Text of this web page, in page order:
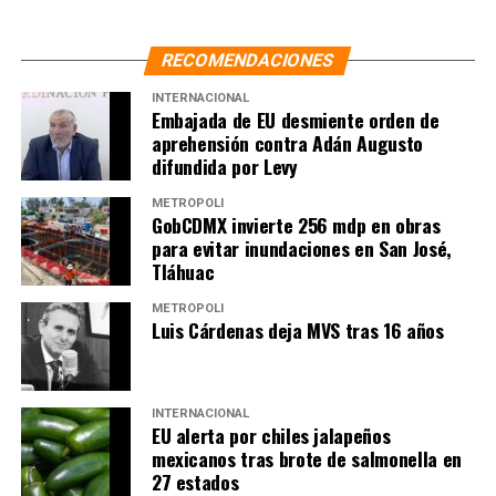
ORGANIZACIÓN MUNDIAL DE LA SALUD
SALUD
SSA
SIGUIENTE
Farmacéuticas anuncian inversión de 21 mil mdp en 7
proyectos
NO TE PIERDAS
Salud reporta 264 casos de golpes de calor en el país
en lo que va del 2026
RECOMENDACIONES
INTERNACIONAL
Embajada de EU desmiente orden de
aprehensión contra Adán Augusto
difundida por Levy
METRÓPOLI
GobCDMX invierte 256 mdp en obras
para evitar inundaciones en San José,
Tláhuac
METRÓPOLI
Luis Cárdenas deja MVS tras 16 años
INTERNACIONAL
EU alerta por chiles jalapeños
mexicanos tras brote de salmonella en
27 estados